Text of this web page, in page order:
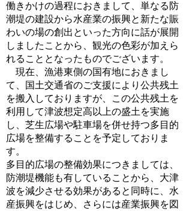
働きかけの過程におきまして、単なる防
潮堤の建設から水産業の振興と新たな賑
わいの場の創出といった方向に話が展開
しましたことから、観光の色彩が加えら
れることとなったものでございます。
現在、漁港東側の国有地におきまし
て、国土交通省のご支援により公共残土
を搬入しておりますが、この公共残土を
利用して津波想定高以上の盛土を実施
し、芝生広場や駐車場を併せ持つ多目的
広場を整備することを予定しておりま
す。
多目的広場の整備効果につきましては、
防潮堤機能も有していることから、大津
波を減少させる効果があると同時に、水
産振興をはじめ、さらには産業振興を図